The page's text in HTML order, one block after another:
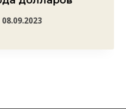
08.09.2023